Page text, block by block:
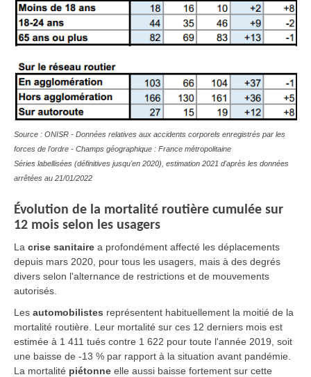
Source : ONISR - Données relatives aux accidents corporels enregistrés par les
forces de l'ordre - Champs géographique : France métropolitaine
Séries labellisées (définitives jusqu'en 2020), estimation 2021 d'après les données
arrêtées au 21/01/2022
Évolution de la mortalité routière cumulée sur
12 mois selon les usagers
La crise sanitaire a profondément affecté les déplacements
depuis mars 2020, pour tous les usagers, mais à des degrés
divers selon l'alternance de restrictions et de mouvements
autorisés.
Les automobilistes représentent habituellement la moitié de la
mortalité routière. Leur mortalité sur ces 12 derniers mois est
estimée à 1 411 tués contre 1 622 pour toute l'année 2019, soit
une baisse de -13 % par rapport à la situation avant pandémie.
La mortalité piétonne elle aussi baisse fortement sur cette